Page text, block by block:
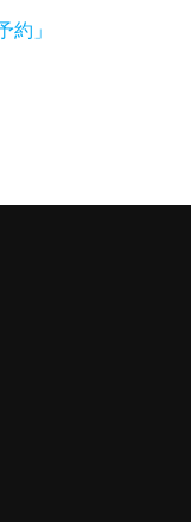
約」